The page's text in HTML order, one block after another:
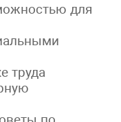
для
труда